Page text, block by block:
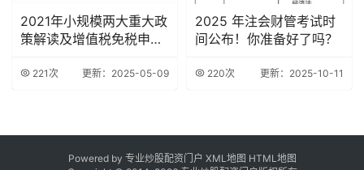
2021年小规模两大重大政
策解读及增值税免税申报
221次 更新：2025-05-09
2025 年注会财管考试时
间公布！你准备好了吗？
220次 更新：2025-10-11
Powered by 专业炒股配资门户 XML地图 HTML地图